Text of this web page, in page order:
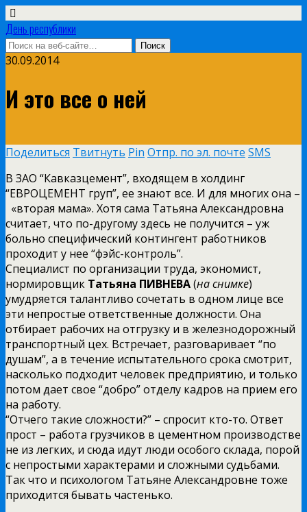
День республики
30.09.2014
И это все о ней
Поделиться Твитнуть Pin Отпр. по эл. почте SMS
В ЗАО “Кавказцемент”, входящем в холдинг
“ЕВРОЦЕМЕНТ груп”, ее знают все. И для многих она –
«вторая мама». Хотя сама Татьяна Александровна
считает, что по-другому здесь не получится – уж
больно специфический контингент работников
проходит у нее “фэйс-контроль”.
Специалист по организации труда, экономист,
нормировщик Татьяна ПИВНЕВА(на снимке)
умудряется талантливо сочетать в одном лице все
эти непростые ответственные должности. Она
отбирает рабочих на отгрузку и в железнодорожный
транспортный цех. Встречает, разговаривает “по
душам”, а в течение испытательного срока смотрит,
насколько подходит человек предприятию, и только
потом дает свое “добро” отделу кадров на прием его
на работу.
“Отчего такие сложности?” – спросит кто-то. Ответ
прост – работа грузчиков в цементном производстве
не из легких, и сюда идут люди особого склада, порой
с непростыми характерами и сложными судьбами.
Так что и психологом Татьяне Александровне тоже
приходится бывать частенько.